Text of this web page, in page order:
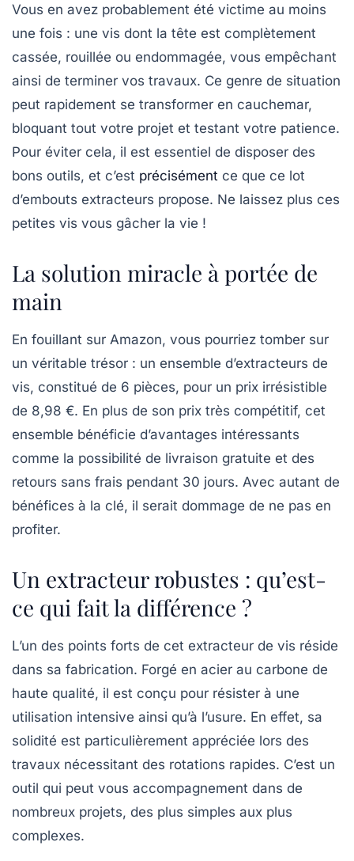
Vous en avez probablement été victime au moins
une fois : une vis dont la tête est complètement
cassée, rouillée ou endommagée, vous empêchant
ainsi de terminer vos travaux. Ce genre de situation
peut rapidement se transformer en cauchemar,
bloquant tout votre projet et testant votre patience.
Pour éviter cela, il est essentiel de disposer des
bons outils, et c’est précisément ce que ce lot
d’embouts extracteurs propose. Ne laissez plus ces
petites vis vous gâcher la vie !
La solution miracle à portée de
main
En fouillant sur Amazon, vous pourriez tomber sur
un véritable trésor : un ensemble d’extracteurs de
vis, constitué de 6 pièces, pour un prix irrésistible
de 8,98 €. En plus de son prix très compétitif, cet
ensemble bénéficie d’avantages intéressants
comme la possibilité de livraison gratuite et des
retours sans frais pendant 30 jours. Avec autant de
bénéfices à la clé, il serait dommage de ne pas en
profiter.
Un extracteur robustes : qu’est-
ce qui fait la différence ?
L’un des points forts de cet extracteur de vis réside
dans sa fabrication. Forgé en acier au carbone de
haute qualité, il est conçu pour résister à une
utilisation intensive ainsi qu’à l’usure. En effet, sa
solidité est particulièrement appréciée lors des
travaux nécessitant des rotations rapides. C’est un
outil qui peut vous accompagnement dans de
nombreux projets, des plus simples aux plus
complexes.